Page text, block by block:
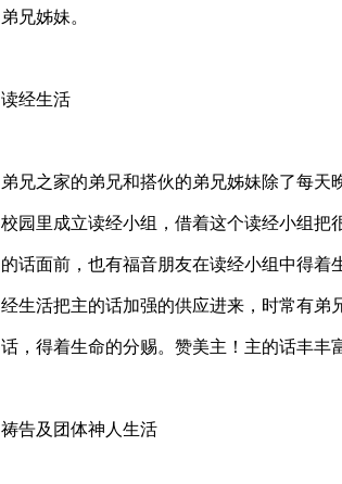
弟兄姊妹。
读经生活
弟兄之家的弟兄和搭伙的弟兄姊妹除了每
校园里成立读经小组，借着这个读经小组把
的话面前，也有福音朋友在读经小组中得
经生活把主的话加强的供应进来，时常有弟
话，得着生命的分赐。赞美主！主的话丰丰
祷告及团体神人生活